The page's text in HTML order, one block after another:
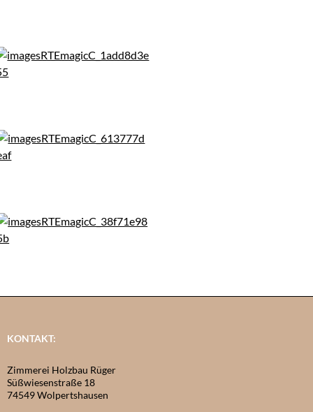
KONTAKT:
Zimmerei Holzbau Rüger
Süßwiesenstraße 18
74549 Wolpertshausen